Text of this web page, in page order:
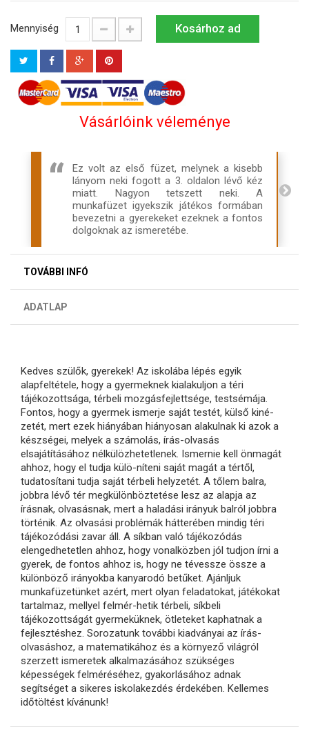
Mennyiség Kosárhoz ad
Vásárlóink véleménye
Ez volt az első füzet, melynek a kisebb
lányom neki fogott a 3. oldalon lévő kéz
miatt. Nagyon tetszett neki. A
munkafüzet igyekszik játékos formában
bevezetni a gyerekeket ezeknek a fontos
dolgoknak az ismeretébe.
TOVÁBBI INFÓ
ADATLAP
Kedves szülők, gyerekek! Az iskolába lépés egyik
alapfeltétele, hogy a gyermeknek kialakuljon a téri
tájékozottsága, térbeli mozgásfejlettsége, testsémája.
Fontos, hogy a gyermek ismerje saját testét, külső kiné-
zetét, mert ezek hiányában hiányosan alakulnak ki azok a
készségei, melyek a számolás, írás-olvasás
elsajátításához nélkülözhetetlenek. Ismernie kell önmagát
ahhoz, hogy el tudja külö-níteni saját magát a tértől,
tudatosítani tudja saját térbeli helyzetét. A tőlem balra,
jobbra lévő tér megkülönböztetése lesz az alapja az
írásnak, olvasásnak, mert a haladási irányuk balról jobbra
történik. Az olvasási problémák hátterében mindig téri
tájékozódási zavar áll. A síkban való tájékozódás
elengedhetetlen ahhoz, hogy vonalközben jól tudjon írni a
gyerek, de fontos ahhoz is, hogy ne tévessze össze a
különböző irányokba kanyarodó betűket. Ajánljuk
munkafüzetünket azért, mert olyan feladatokat, játékokat
tartalmaz, mellyel felmér-hetik térbeli, síkbeli
tájékozottságát gyermeküknek, ötleteket kaphatnak a
fejlesztéshez. Sorozatunk további kiadványai az írás-
olvasáshoz, a matematikához és a környező világról
szerzett ismeretek alkalmazásához szükséges
képességek felméréséhez, gyakorlásához adnak
segítséget a sikeres iskolakezdés érdekében. Kellemes
időtöltést kívánunk!